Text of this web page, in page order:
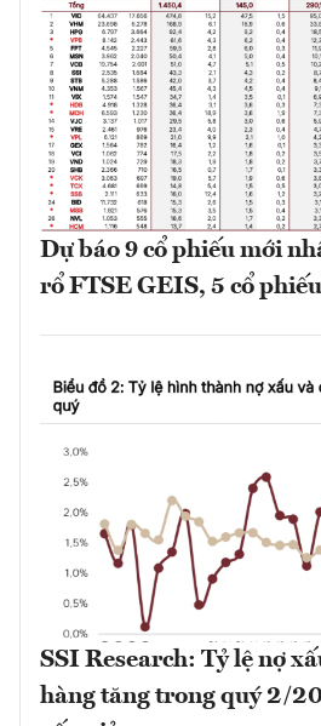
Dự báo 9 cổ phiếu mới
rổ FTSE GEIS, 5 cổ
SSI Research: Tỷ lệ nợ
hàng tăng trong quý 2/